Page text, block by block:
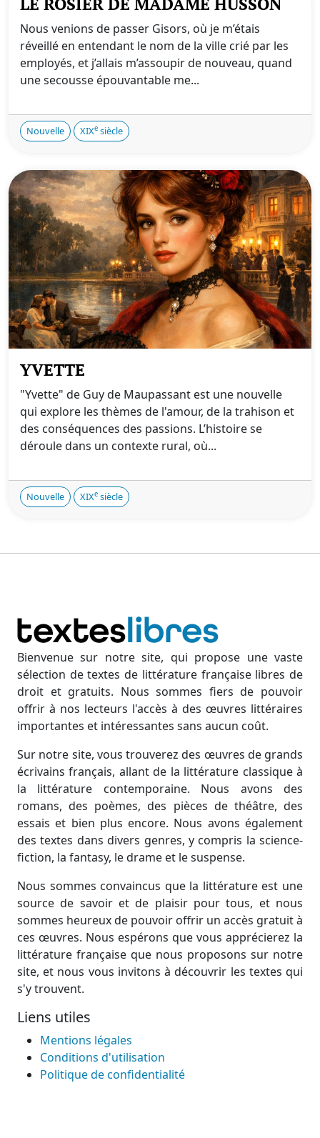
Nous venions de passer Gisors, où je m’étais
réveillé en entendant le nom de la ville crié par les
employés, et j’allais m’assoupir de nouveau, quand
une secousse épouvantable me...
Nouvelle XIXe siècle
YVETTE
"Yvette" de Guy de Maupassant est une nouvelle
qui explore les thèmes de l'amour, de la trahison et
des conséquences des passions. L’histoire se
déroule dans un contexte rural, où...
Nouvelle XIXe siècle
Bienvenue sur notre site, qui propose une vaste
sélection de textes de littérature française libres de
droit et gratuits. Nous sommes fiers de pouvoir
offrir à nos lecteurs l'accès à des œuvres littéraires
importantes et intéressantes sans aucun coût.
Sur notre site, vous trouverez des œuvres de grands
écrivains français, allant de la littérature classique à
la littérature contemporaine. Nous avons des
romans, des poèmes, des pièces de théâtre, des
essais et bien plus encore. Nous avons également
des textes dans divers genres, y compris la science-
fiction, la fantasy, le drame et le suspense.
Nous sommes convaincus que la littérature est une
source de savoir et de plaisir pour tous, et nous
sommes heureux de pouvoir offrir un accès gratuit à
ces œuvres. Nous espérons que vous apprécierez la
littérature française que nous proposons sur notre
site, et nous vous invitons à découvrir les textes qui
s'y trouvent.
Liens utiles
Mentions légales
Conditions d'utilisation
Politique de confidentialité